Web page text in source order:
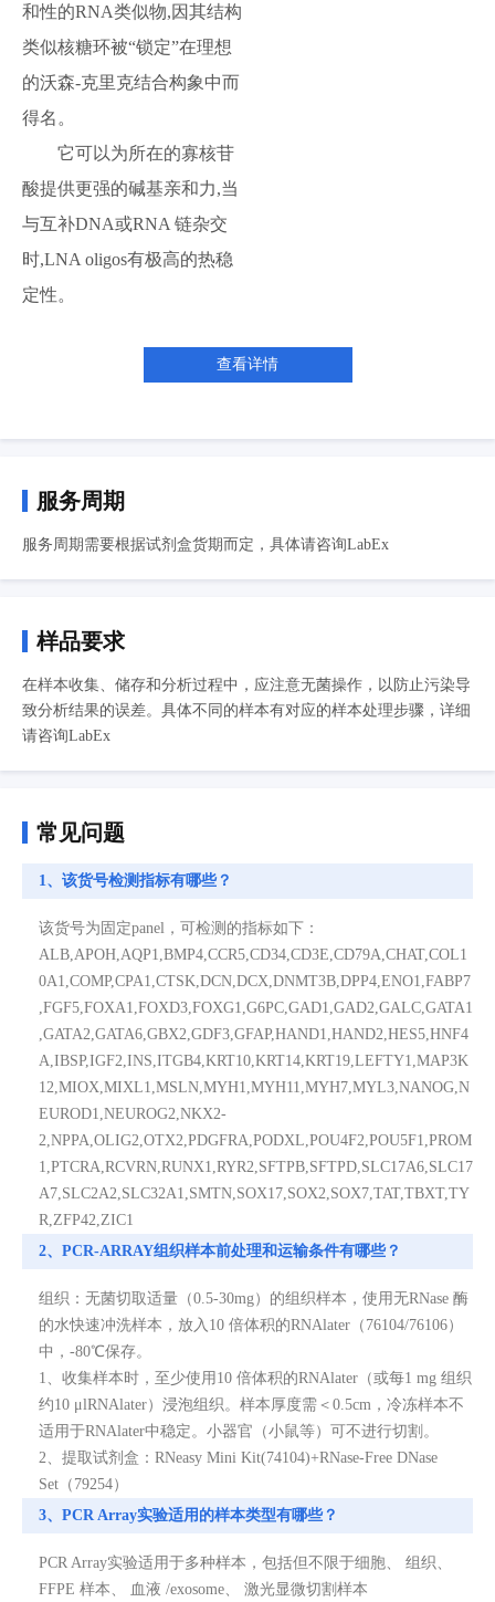
和性的RNA类似物,因其结构
类似核糖环被“锁定”在理想
的沃森-克里克结合构象中而
得名。
它可以为所在的寡核苷
酸提供更强的碱基亲和力,当
与互补DNA或RNA 链杂交
时,LNA oligos有极高的热稳
定性。
查看详情
服务周期
服务周期需要根据试剂盒货期而定，具体请咨询LabEx
样品要求
在样本收集、储存和分析过程中，应注意无菌操作，以防止污染导
致分析结果的误差。具体不同的样本有对应的样本处理步骤，详细
请咨询LabEx
常见问题
1、该货号检测指标有哪些？
该货号为固定panel，可检测的指标如下：
ALB,APOH,AQP1,BMP4,CCR5,CD34,CD3E,CD79A,CHAT,COL1
0A1,COMP,CPA1,CTSK,DCN,DCX,DNMT3B,DPP4,ENO1,FABP7
,FGF5,FOXA1,FOXD3,FOXG1,G6PC,GAD1,GAD2,GALC,GATA1
,GATA2,GATA6,GBX2,GDF3,GFAP,HAND1,HAND2,HES5,HNF4
A,IBSP,IGF2,INS,ITGB4,KRT10,KRT14,KRT19,LEFTY1,MAP3K
12,MIOX,MIXL1,MSLN,MYH1,MYH11,MYH7,MYL3,NANOG,N
EUROD1,NEUROG2,NKX2-
2,NPPA,OLIG2,OTX2,PDGFRA,PODXL,POU4F2,POU5F1,PROM
1,PTCRA,RCVRN,RUNX1,RYR2,SFTPB,SFTPD,SLC17A6,SLC17
A7,SLC2A2,SLC32A1,SMTN,SOX17,SOX2,SOX7,TAT,TBXT,TY
R,ZFP42,ZIC1
2、PCR-ARRAY组织样本前处理和运输条件有哪些？
组织：无菌切取适量（0.5-30mg）的组织样本，使用无RNase 酶
的水快速冲洗样本，放入10 倍体积的RNAlater（76104/76106）
中，-80℃保存。
1、收集样本时，至少使用10 倍体积的RNAlater（或每1 mg 组织
约10 μlRNAlater）浸泡组织。样本厚度需＜0.5cm，冷冻样本不
适用于RNAlater中稳定。小器官（小鼠等）可不进行切割。
2、提取试剂盒：RNeasy Mini Kit(74104)+RNase-Free DNase
Set（79254）
3、PCR Array实验适用的样本类型有哪些？
PCR Array实验适用于多种样本，包括但不限于细胞、 组织、
FFPE 样本、 血液 /exosome、 激光显微切割样本